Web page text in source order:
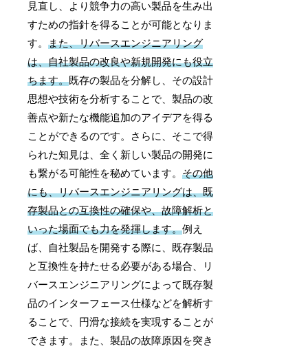
見直し、より競争力の高い製品を生み出
すための指針を得ることが可能となりま
す。また、リバースエンジニアリング
は、自社製品の改良や新規開発にも役立
ちます。既存の製品を分解し、その設計
思想や技術を分析することで、製品の改
善点や新たな機能追加のアイデアを得る
ことができるのです。さらに、そこで得
られた知見は、全く新しい製品の開発に
も繋がる可能性を秘めています。その他
にも、リバースエンジニアリングは、既
存製品との互換性の確保や、故障解析と
いった場面でも力を発揮します。例え
ば、自社製品を開発する際に、既存製品
と互換性を持たせる必要がある場合、リ
バースエンジニアリングによって既存製
品のインターフェース仕様などを解析す
ることで、円滑な接続を実現することが
できます。また、製品の故障原因を突き